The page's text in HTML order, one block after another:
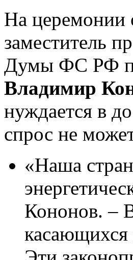
На церемонии
заместитель
Думы ФС РФ
Владимир
нуждается в
спрос не
«Наша
Кононов. –
касающихся